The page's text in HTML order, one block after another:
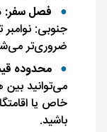
فصل سفر:
جنوبی: نوامبر
ضروری‌تر
محدوده
می‌توانید
خاص یا
باشید.